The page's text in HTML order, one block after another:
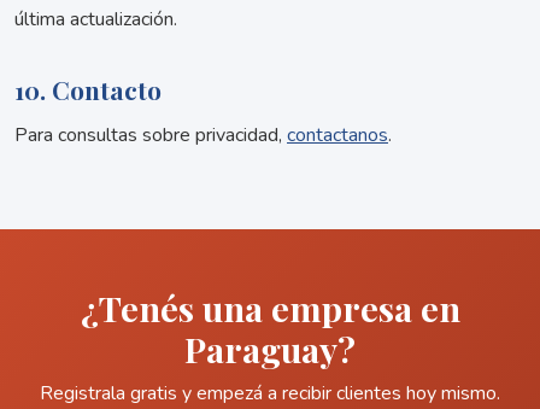
última actualización.
10. Contacto
Para consultas sobre privacidad, contactanos.
¿Tenés una empresa en
Paraguay?
Registrala gratis y empezá a recibir clientes hoy mismo.